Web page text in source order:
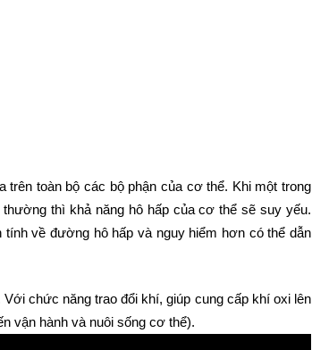
toàn bộ các bộ phận của cơ thể. Khi một trong
thì khả năng hô hấp của cơ thể sẽ suy yếu.
về đường hô hấp và nguy hiểm hơn có thể dẫn
chức năng trao đổi khí, giúp cung cấp khí oxi lên
vận hành và nuôi sống cơ thể).